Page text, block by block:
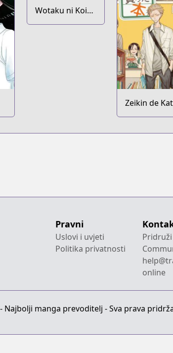
Wotaku ni Koi
wa Muzukashii
Zeikin de
Hon
Pravni
Uslovi i uvjeti
Politika privatnosti
online
manga prevoditelj - Sva prava